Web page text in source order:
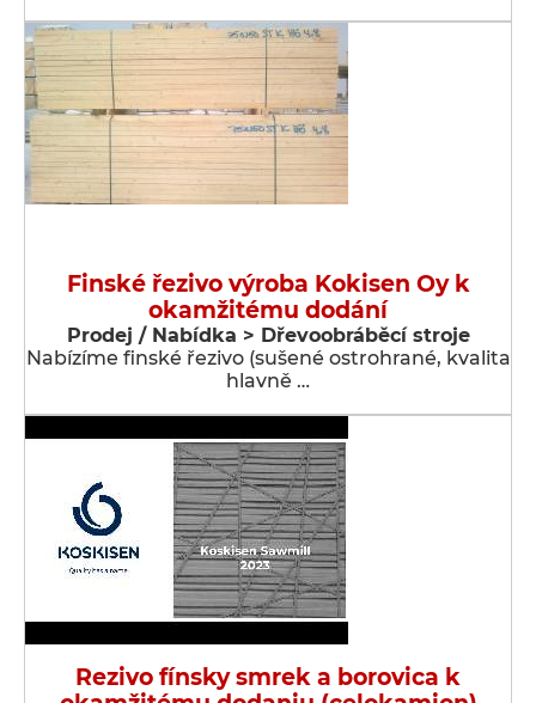
Finské řezivo výroba Kokisen Oy k
okamžitému dodání
Prodej / Nabídka > Dřevoobráběcí stroje
Nabízíme finské řezivo (sušené ostrohrané, kvalita
hlavně …
Rezivo fínsky smrek a borovica k